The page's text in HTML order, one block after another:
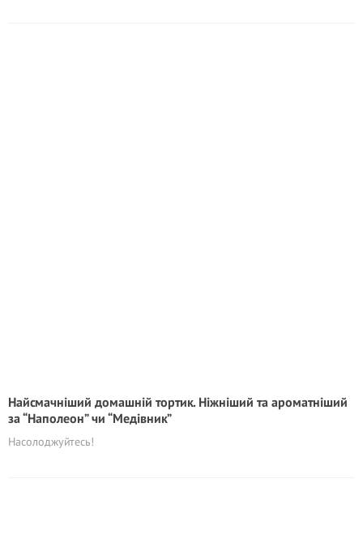
Найсмачніший домашній тортик. Ніжніший та ароматніший
за “Наполеон” чи “Медівник”
Насолоджуйтесь!